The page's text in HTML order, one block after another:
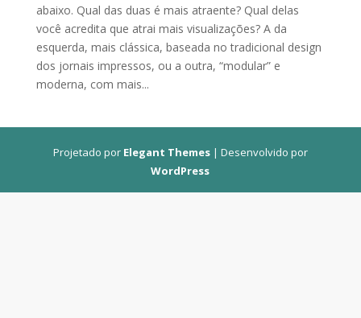
abaixo. Qual das duas é mais atraente? Qual delas
você acredita que atrai mais visualizações? A da
esquerda, mais clássica, baseada no tradicional design
dos jornais impressos, ou a outra, “modular” e
moderna, com mais...
Projetado por Elegant Themes| Desenvolvido por
WordPress